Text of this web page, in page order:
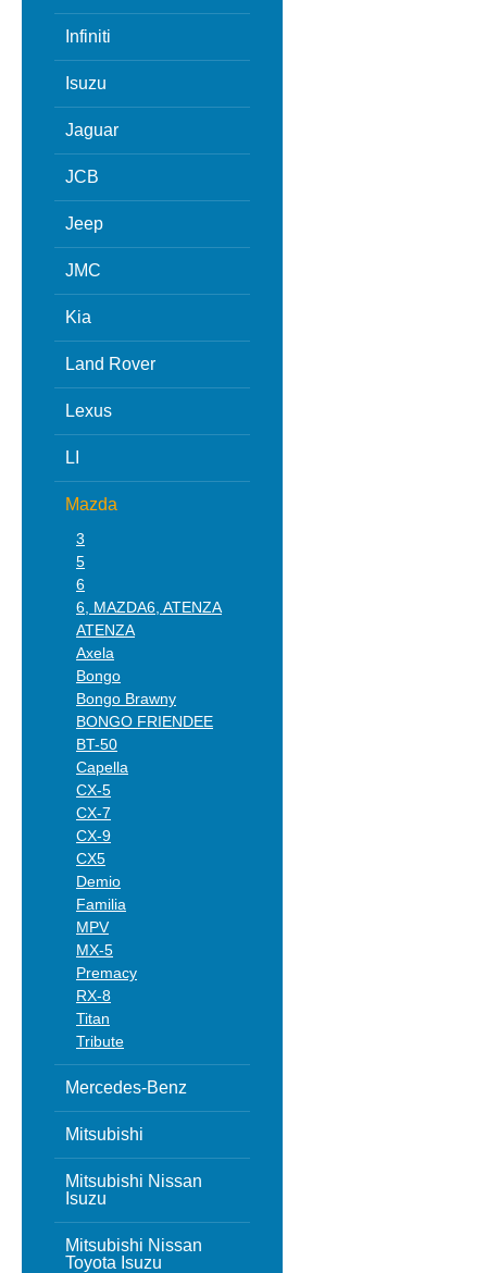
Infiniti
Isuzu
Jaguar
JCB
Jeep
JMC
Kia
Land Rover
Lexus
LI
Mazda
3
5
6
6, MAZDA6, ATENZA
ATENZA
Axela
Bongo
Bongo Brawny
BONGO FRIENDEE
BT-50
Capella
CX-5
CX-7
CX-9
CX5
Demio
Familia
MPV
MX-5
Premacy
RX-8
Titan
Tribute
Mercedes-Benz
Mitsubishi
Mitsubishi Nissan
Isuzu
Mitsubishi Nissan
Toyota Isuzu